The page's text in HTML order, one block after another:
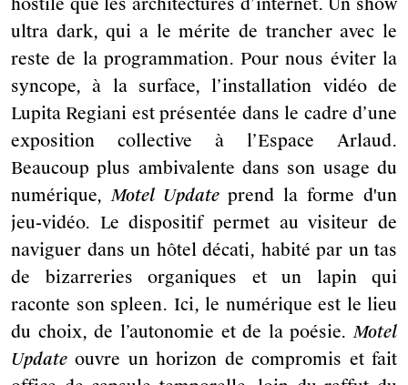
hostile que les architectures d’internet. Un show
ultra dark, qui a le mérite de trancher avec le
reste de la programmation. Pour nous éviter la
syncope, à la surface, l’installation vidéo de
Lupita Regiani est présentée dans le cadre d’une
exposition collective à l’Espace Arlaud.
Beaucoup plus ambivalente dans son usage du
numérique,Motel Update prend la forme d'un
jeu-vidéo. Le dispositif permet au visiteur de
naviguer dans un hôtel décati, habité par un tas
de bizarreries organiques et un lapin qui
raconte son spleen. Ici, le numérique est le lieu
du choix, de l’autonomie et de la poésie.Motel
Update ouvre un horizon de compromis et fait